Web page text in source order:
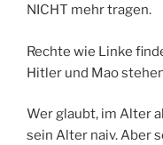
NICHT mehr tragen.
Rechte wie Linke
Hitler und Mao
Wer glaubt, im Alter
sein Alter naiv. Aber